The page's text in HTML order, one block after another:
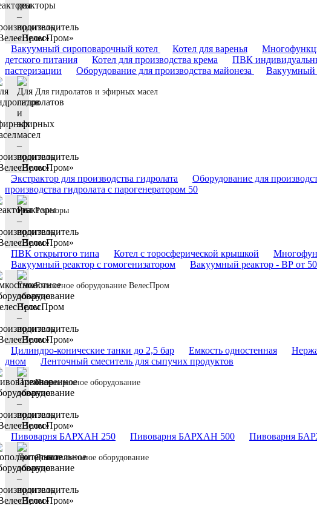
Вакуумный сироповарочный котел Котел для варенья
детского питания
Котел для производства крема ПВК
пастеризации
Оборудование для производства майонеза Вакуумный
Для гидролатов и эфирных масел
Экстрактор для производства гидролата Оборудование для
производства гидролата с парогенератором 50
Реакторы
ПВК открытого типа Котел с торосферической крышкой
Вакуумный реактор с гомогенизатором
Вакуумный реактор - ВР от
Емкостное оборудование ВелесПром
Цилиндро-конические танки до 2,5 бар Емкость одностенная
дном
Ленточный смеситель для сыпучих продуктов
Пивоваренное оборудование
Пивоварня БАРХАН 250 Пивоварня БАРХАН 500 Пивоварня
Дополнительное оборудование